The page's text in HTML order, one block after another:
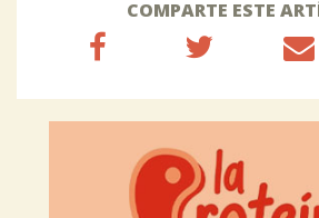
COMPARTE ESTE